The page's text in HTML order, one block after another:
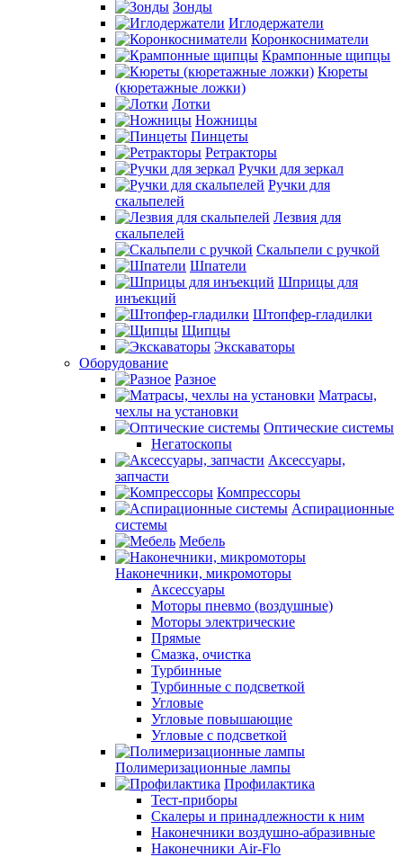
Зонды
Иглодержатели
Коронкосниматели
Крампонные щипцы
Кюреты
(кюретажные ложки)
Лотки
Ножницы
Пинцеты
Ретракторы
Ручки для зеркал
Ручки для
скальпелей
Лезвия для
скальпелей
Скальпели с ручкой
Шпатели
Шприцы для
инъекций
Штопфер-гладилки
Щипцы
Экскаваторы
Оборудование
Разное
Матрасы,
чехлы на установки
Оптические системы
Негатоскопы
Аксессуары,
запчасти
Компрессоры
Аспирационные
системы
Мебель
Наконечники, микромоторы
Аксессуары
Моторы пневмо (воздушные)
Моторы электрические
Прямые
Смазка, очистка
Турбинные
Турбинные с подсветкой
Угловые
Угловые повышающие
Угловые с подсветкой
Полимеризационные лампы
Профилактика
Тест-приборы
Скалеры и принадлежности к ним
Наконечники воздушно-абразивные
Наконечники Air-Flo